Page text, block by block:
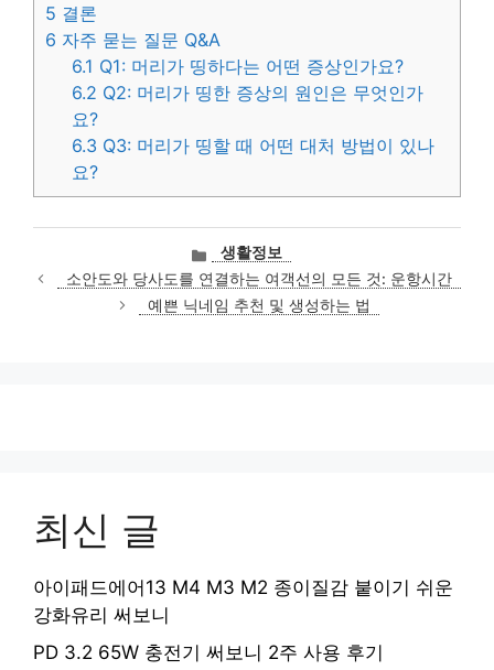
5 결론
6 자주 묻는 질문 Q&A
6.1 Q1: 머리가 띵하다는 어떤 증상인가요?
6.2 Q2: 머리가 띵한 증상의 원인은 무엇인가
요?
6.3 Q3: 머리가 띵할 때 어떤 대처 방법이 있나
요?
카
테
고
리
생활정보
소안도와 당사도를 연결하는 여객선의 모든 것: 운항시간
예쁜 닉네임 추천 및 생성하는 법
최신 글
아이패드에어13 M4 M3 M2 종이질감 붙이기 쉬운
강화유리 써보니
PD 3.2 65W 충전기 써보니 2주 사용 후기